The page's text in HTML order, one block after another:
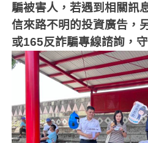
騙被害人，若遇到相關訊
信來路不明的投資廣告，
或165反詐騙專線諮詢，